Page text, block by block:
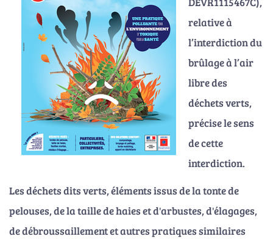
relative à
l’interdiction du
brûlage à l’air
libre des
déchets verts,
précise le sens
de cette
interdiction.
Les déchets dits verts, éléments issus de la tonte de
pelouses, de la taille de haies et d'arbustes, d'élagages,
de débroussaillement et autres pratiques similaires